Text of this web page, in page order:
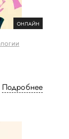
ОНЛАЙН
Подробнее